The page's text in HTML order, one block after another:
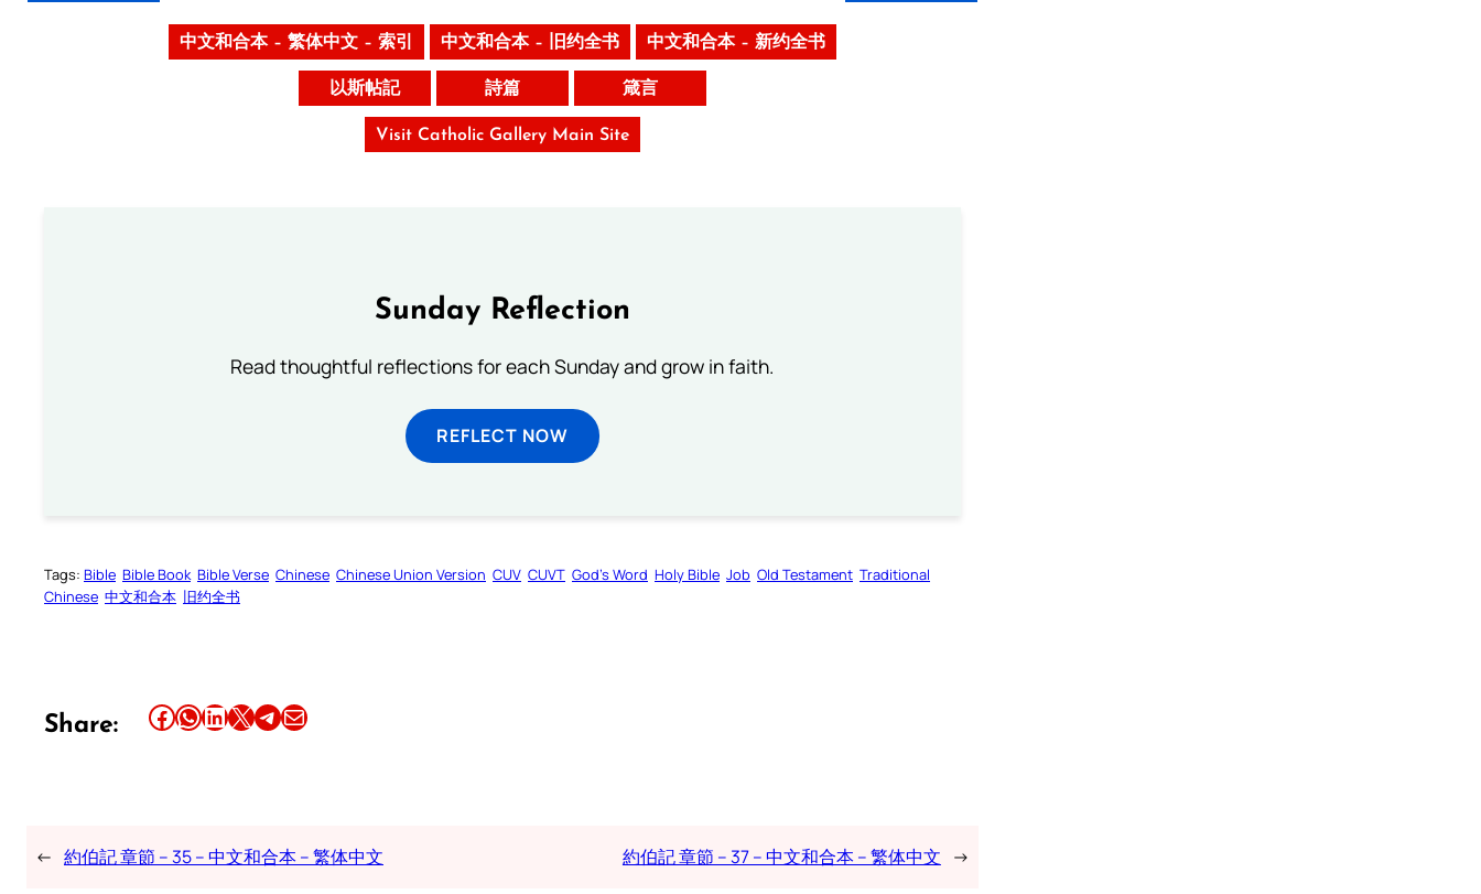
中文和合本 – 繁体中文 – 索引 中文和合本 – 旧约全书 中文和合本 – 新约全书
以斯帖記 詩篇 箴言
Visit Catholic Gallery Main Site
Sunday Reflection
Read thoughtful reflections for each Sunday and grow in faith.
REFLECT NOW
Tags: Bible Bible Book Bible Verse Chinese Chinese Union Version CUV CUVT God’s Word Holy Bible Job Old Testament Traditional
Chinese 中文和合本 旧约全书
Share: Share this article on Facebook Share this article on WhatsApp Share this article on LinkedIn Share this article on X Share this article on TelegramEmail this Article
← 約伯記 章節 – 35 – 中文和合本 – 繁体中文 約伯記 章節 – 37 – 中文和合本 – 繁体中文 →